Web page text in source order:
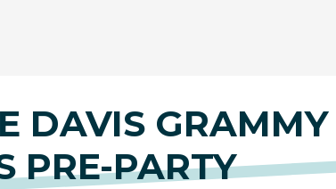
DAVIS GRAMMY
PRE-PARTY